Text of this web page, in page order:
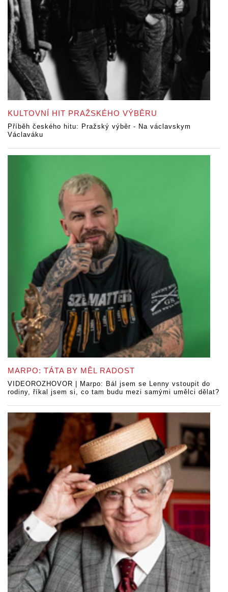
KULTOVNÍ HIT PRAŽSKÉHO VÝBĚRU
Příběh českého hitu: Pražský výběr - Na václavskym
Václaváku
MARPO: TÁTA BY MĚL RADOST
VIDEOROZHOVOR | Marpo: Bál jsem se Lenny vstoupit do
rodiny, říkal jsem si, co tam budu mezi samými umělci dělat?